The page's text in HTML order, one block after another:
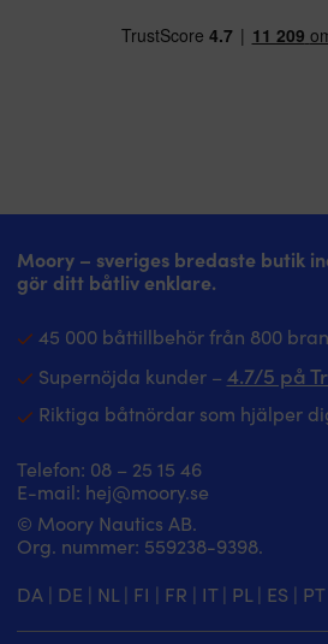
Moory – sveriges bredaste butik
gör ditt båtliv enklare.
45 000 båttillbehör från 800
Supernöjda kunder – 4.7/5 på
Riktiga båtnördar som hjälper
Telefon: 08 – 25 15 46
E-mail: hej@moory.se
© Moory Nautics AB.
Org. nummer: 5‍59238-9398.
DA | DE | NL | FI | FR | IT| PL | ES | PT